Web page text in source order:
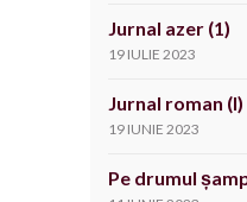
Jurnal azer (1)
19 IULIE 2023
Jurnal roman (I)
19 IUNIE 2023
Pe drumul